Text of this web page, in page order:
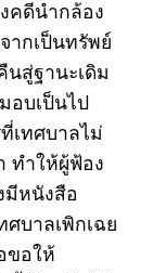
คดีนำกล้อง
ากเป็นทรัพย์
สู่ฐานะเดิม
อบเป็นไป
เทศบาลไม่
ทำให้ผู้ฟ้อง
มีหนังสือ
ศบาลเพิกเฉย
ขอให้